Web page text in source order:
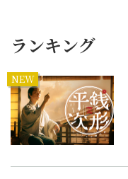
ランキング
NEW